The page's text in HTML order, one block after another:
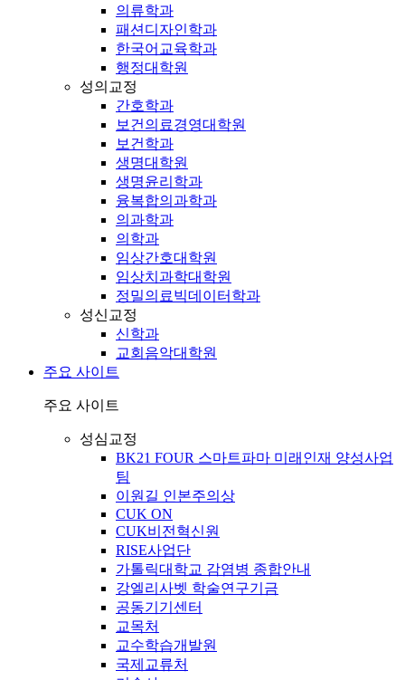
의류학과
패션디자인학과
한국어교육학과
행정대학원
성의교정
간호학과
보건의료경영대학원
보건학과
생명대학원
생명윤리학과
융복합의과학과
의과학과
의학과
임상간호대학원
임상치과학대학원
정밀의료빅데이터학과
성신교정
신학과
교회음악대학원
주요 사이트
주요 사이트
성심교정
BK21 FOUR 스마트파마 미래인재 양성사업
팀
이원길 인본주의상
CUK ON
CUK비전혁신원
RISE사업단
가톨릭대학교 감염병 종합안내
강엘리사벳 학술연구기금
공동기기센터
교목처
교수학습개발원
국제교류처